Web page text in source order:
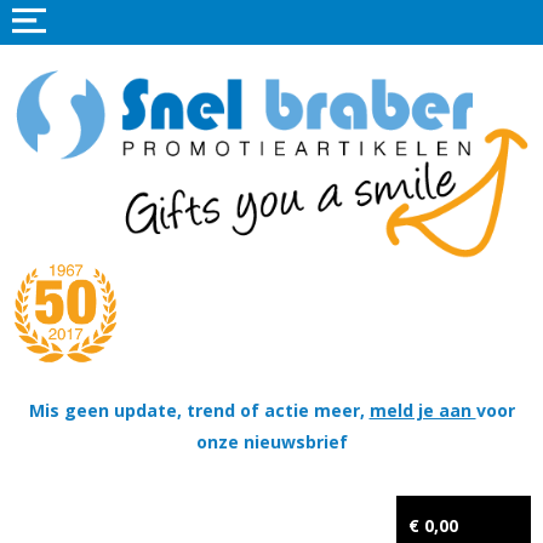
Mis geen update, trend of actie meer, meld je aan voor
onze nieuwsbrief
€ 0,00
Home
Promotieartikelen
Tassen
Thema's